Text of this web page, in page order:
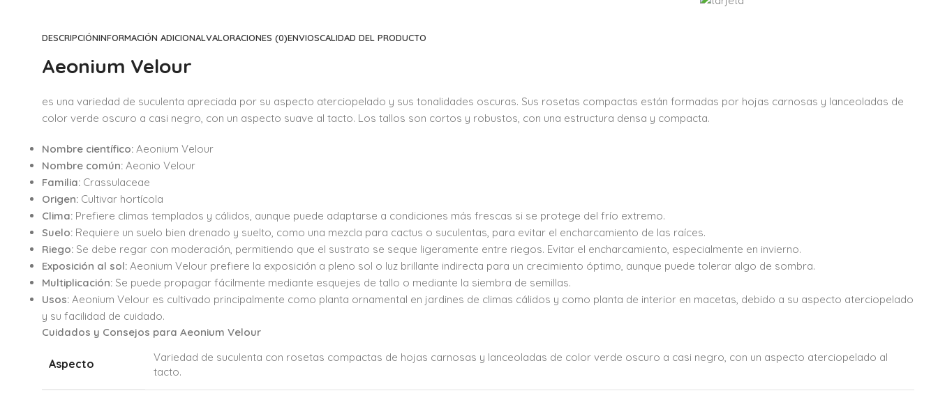
DESCRIPCIÓNINFORMACIÓN ADICIONALVALORACIONES (0)ENVIOSCALIDAD DEL PRODUCTO
Aeonium Velour
es una variedad de suculenta apreciada por su aspecto aterciopelado y sus tonalidades oscuras. Sus rosetas compactas están formadas por hojas carnosas y lanceoladas de
color verde oscuro a casi negro, con un aspecto suave al tacto. Los tallos son cortos y robustos, con una estructura densa y compacta.
Nombre científico: Aeonium Velour
Nombre común: Aeonio Velour
Familia: Crassulaceae
Origen: Cultivar hortícola
Clima: Prefiere climas templados y cálidos, aunque puede adaptarse a condiciones más frescas si se protege del frío extremo.
Suelo: Requiere un suelo bien drenado y suelto, como una mezcla para cactus o suculentas, para evitar el encharcamiento de las raíces.
Riego: Se debe regar con moderación, permitiendo que el sustrato se seque ligeramente entre riegos. Evitar el encharcamiento, especialmente en invierno.
Exposición al sol: Aeonium Velour prefiere la exposición a pleno sol o luz brillante indirecta para un crecimiento óptimo, aunque puede tolerar algo de sombra.
Multiplicación: Se puede propagar fácilmente mediante esquejes de tallo o mediante la siembra de semillas.
Usos: Aeonium Velour es cultivado principalmente como planta ornamental en jardines de climas cálidos y como planta de interior en macetas, debido a su aspecto aterciopelado
y su facilidad de cuidado.
Cuidados y Consejos para Aeonium Velour
Aspecto
Variedad de suculenta con rosetas compactas de hojas carnosas y lanceoladas de color verde oscuro a casi negro, con un aspecto aterciopelado al
tacto.